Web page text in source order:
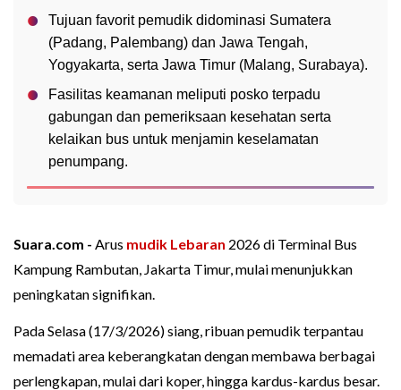
Tujuan favorit pemudik didominasi Sumatera
(Padang, Palembang) dan Jawa Tengah,
Yogyakarta, serta Jawa Timur (Malang, Surabaya).
Fasilitas keamanan meliputi posko terpadu
gabungan dan pemeriksaan kesehatan serta
kelaikan bus untuk menjamin keselamatan
penumpang.
Suara.com - Arus mudik Lebaran 2026 di Terminal Bus
Kampung Rambutan, Jakarta Timur, mulai menunjukkan
peningkatan signifikan.
Pada Selasa (17/3/2026) siang, ribuan pemudik terpantau
memadati area keberangkatan dengan membawa berbagai
perlengkapan, mulai dari koper, hingga kardus-kardus besar.